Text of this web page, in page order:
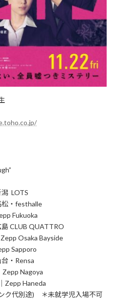
LOTS
festhalle
Fukuoka
QUATTRO
Osaka Bayside
Sapporo
Rensa
Nagoya
Haneda
ク代別途) ＊未就学児入場不可